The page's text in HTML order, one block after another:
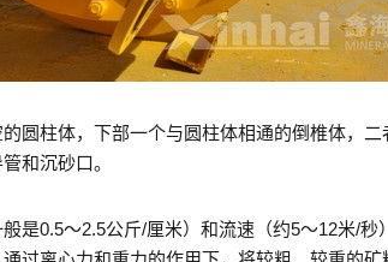
圆柱体，下部一个与圆柱体相通的倒椎体，
和沉砂口。
是0.5～2.5公斤/厘米）和流速（约5～12米/